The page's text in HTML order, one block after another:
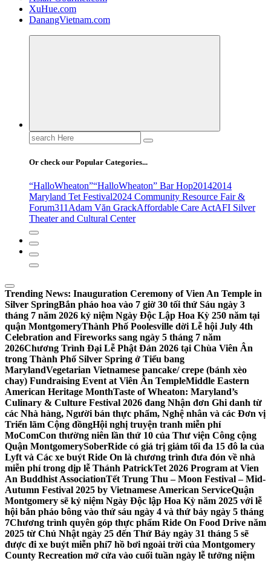
XuHue.com
DanangVietnam.com
Search
for:
Or check our Popular Categories...
“HalloWheaton”“HalloWheaton” Bar Hop20142014
Maryland Tet Festival2024 Community Resource Fair &
Forum311 Adam Văn GrackAffordable Care ActAFI Silver
Theater and Cultural Center
Trending News: Inauguration Ceremony of Vien An Temple in
Silver SpringBắn pháo hoa vào 7 giờ 30 tối thứ Sáu ngày 3
tháng 7 năm 2026 kỷ niệm Ngày Độc Lập Hoa Kỳ 250 năm tại
quận MontgomeryThành Phố Poolesville dời Lễ hội July 4th
Celebration and Fireworks sang ngày 5 tháng 7 năm
2026Chương Trình Đại Lễ Phật Đản 2026 tại Chùa Viên Ân
trong Thành Phố Silver Spring ở Tiểu bang
MarylandVegetarian Vietnamese pancake/ crepe (bánh xèo
chay) Fundraising Event at Viên Ân TempleMiddle Eastern
American Heritage MonthTaste of Wheaton: Maryland’s
Culinary & Culture Festival 2026 đang Nhận đơn Ghi danh từ
các Nhà hàng, Người bán thực phẩm, Nghệ nhân và các Đơn vị
Triển lãm Cộng đồngHội nghị truyện tranh miễn phí
MoComCon thường niên lần thứ 10 của Thư viện Công cộng
Quận MontgomerySoberRide có giá trị giảm tối đa 15 đô la của
Lyft và Các xe buýt Ride On là chương trình đưa đón về nhà
miễn phí trong dịp lễ Thánh PatrickTet 2026 Program at Vien
An Buddhist AssociationTết Trung Thu – Moon Festival – Mid-
Autumn Festival 2025 by Vietnamese American ServiceQuận
Montgomery sẽ kỷ niệm Ngày Độc lập Hoa Kỳ năm 2025 với lễ
hội bắn pháo bông vào thứ sáu ngày 4 và thứ bảy ngày 5 tháng
7Chương trình quyên góp thực phẩm Ride On Food Drive năm
2025 từ Chủ Nhật ngày 25 đến Thứ Bảy ngày 31 tháng 5 sẽ
được đi xe buýt miễn phí7 hồ bơi ngoài trời của Montgomery
County Recreation mở cửa vào cuối tuần ngày lễ tưởng niệm